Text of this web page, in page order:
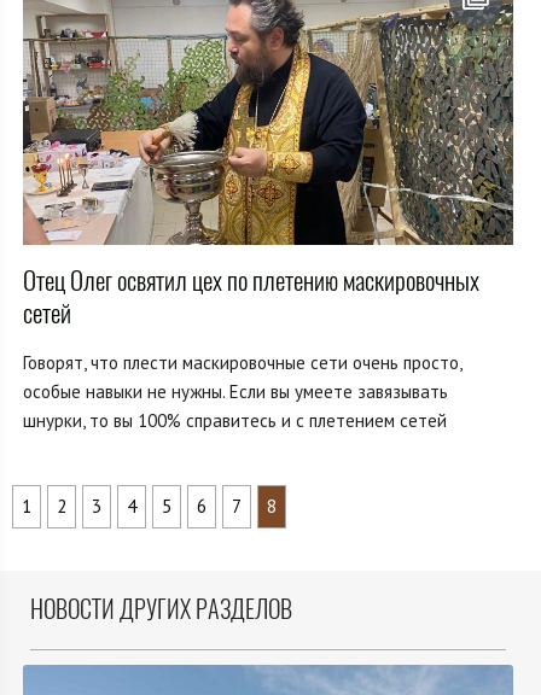
Отец Олег освятил цех по плетению маскировочных
сетей
Говорят, что плести маскировочные сети очень просто,
особые навыки не нужны. Если вы умеете завязывать
шнурки, то вы 100% справитесь и с плетением сетей
1 2 3 4 5 6 7 8
НОВОСТИ ДРУГИХ РАЗДЕЛОВ